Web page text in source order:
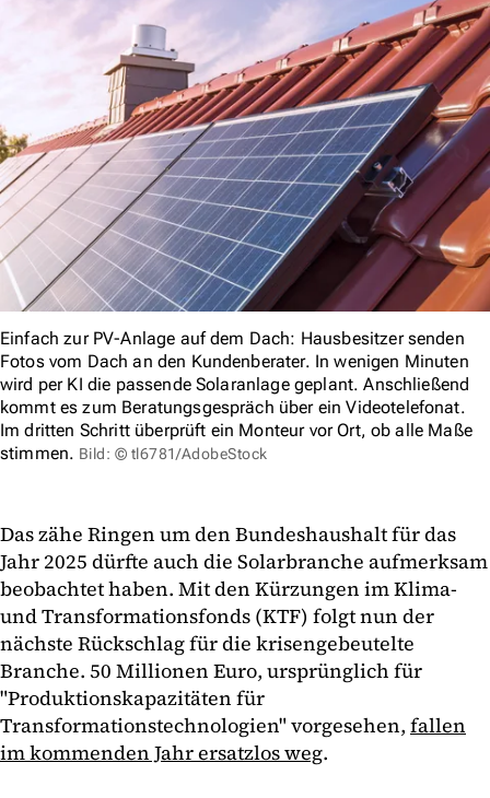
Einfach zur PV-Anlage auf dem Dach: Hausbesitzer senden
Fotos vom Dach an den Kundenberater. In wenigen Minuten
wird per KI die passende Solaranlage geplant. Anschließend
kommt es zum Beratungsgespräch über ein Videotelefonat.
Im dritten Schritt überprüft ein Monteur vor Ort, ob alle Maße
stimmen. Bild: © tl6781/AdobeStock
Das zähe Ringen um den Bundeshaushalt für das
Jahr 2025 dürfte auch die Solarbranche aufmerksam
beobachtet haben. Mit den Kürzungen im Klima-
und Transformationsfonds (KTF) folgt nun der
nächste Rückschlag für die krisengebeutelte
Branche. 50 Millionen Euro, ursprünglich für
"Produktionskapazitäten für
Transformationstechnologien" vorgesehen, fallen
im kommenden Jahr ersatzlos weg.